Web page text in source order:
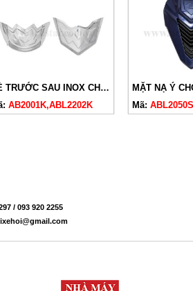
DÈ TRƯỚC SAU INOX CHO AB23
AB2001K,ABL2202K Mã:
/ 093 920 2255